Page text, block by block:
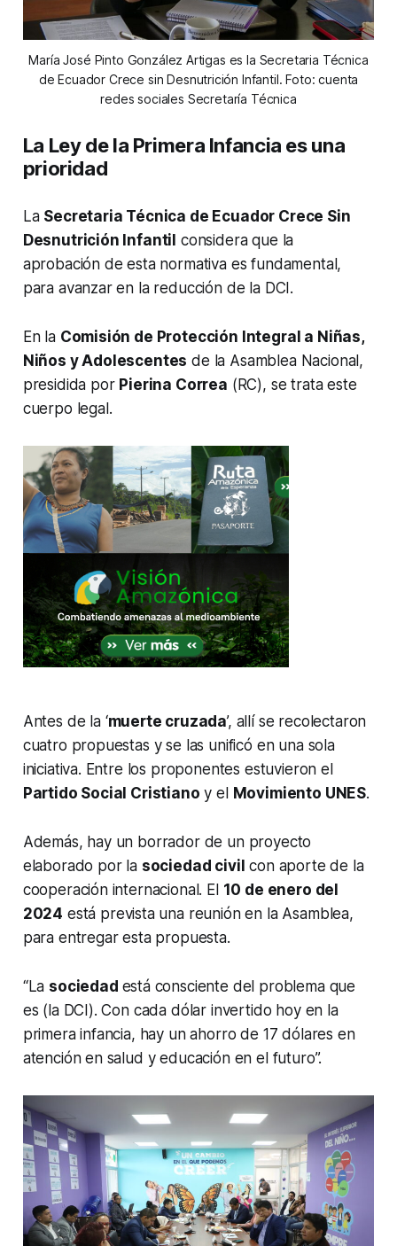
María José Pinto González Artigas es la Secretaria Técnica
de Ecuador Crece sin Desnutrición Infantil. Foto: cuenta
redes sociales Secretaría Técnica
La Ley de la Primera Infancia es una
prioridad
La Secretaria Técnica de Ecuador Crece Sin
Desnutrición Infantil considera que la
aprobación de esta normativa es fundamental,
para avanzar en la reducción de la DCI.
En la Comisión de Protección Integral a Niñas,
Niños y Adolescentes de la Asamblea Nacional,
presidida por Pierina Correa (RC), se trata este
cuerpo legal.
Antes de la ‘muerte cruzada’, allí se recolectaron
cuatro propuestas y se las unificó en una sola
iniciativa. Entre los proponentes estuvieron el
Partido Social Cristiano y el Movimiento UNES.
Además, hay un borrador de un proyecto
elaborado por la sociedad civil con aporte de la
cooperación internacional. El 10 de enero del
2024 está prevista una reunión en la Asamblea,
para entregar esta propuesta.
“La sociedad está consciente del problema que
es (la DCI). Con cada dólar invertido hoy en la
primera infancia, hay un ahorro de 17 dólares en
atención en salud y educación en el futuro”.